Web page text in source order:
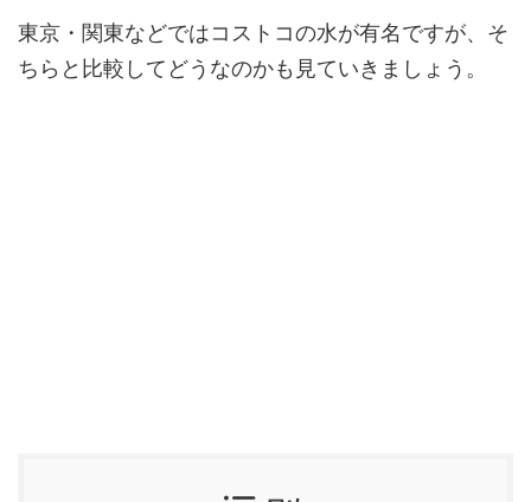
東京・関東などではコストコの水が有名ですが、そ
ちらと比較してどうなのかも見ていきましょう。